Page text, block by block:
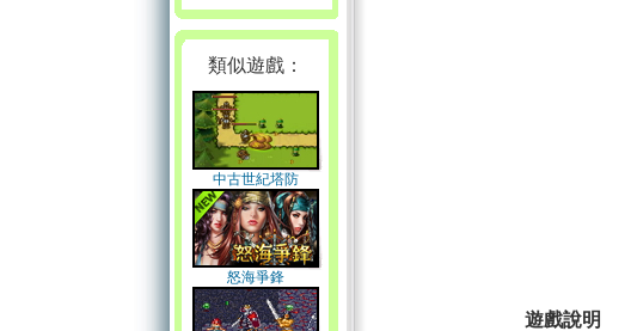
類似遊戲：
中古世紀塔防
怒海爭鋒
遊戲說明